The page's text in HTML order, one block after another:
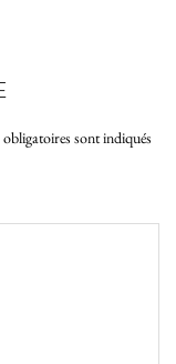
sont indiqués